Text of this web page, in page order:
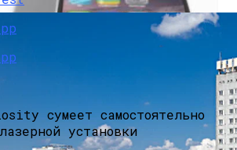
Вероятно, Не Будет
Процессоры Для IPhone 7